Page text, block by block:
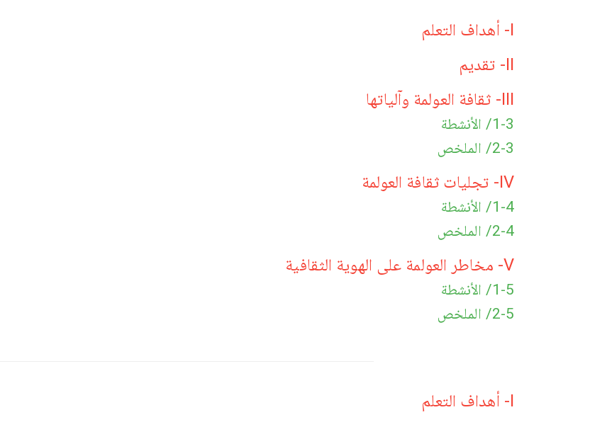
I- أهداف التعلم
II- تقديم
III- ثقافة العولمة وآلياتها
1-3/ الأنشطة
2-3/ الملخص
IV- تجليات ثقافة العولمة
1-4/ الأنشطة
2-4/ الملخص
V- مخاطر العولمة على الهوية الثقافية
1-5/ الأنشطة
2-5/ الملخص
I- أهداف التعلم